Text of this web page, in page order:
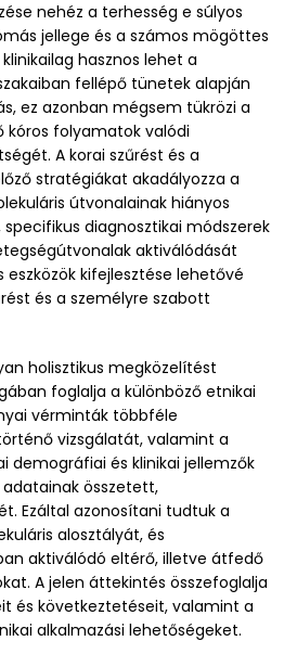
nehéz a terhesség e súlyos
jellege és a számos mögöttes
hasznos lehet a
fellépő tünetek alapján
ez azonban mégsem tükrözi a
kóros folyamatok valódi
A korai szűrést és a
stratégiákat akadályozza a
útvonalainak hiányos
diagnosztikai módszerek
aktiválódását
kifejlesztése lehetővé
és a személyre szabott
holisztikus megközelítést
foglalja a különböző etnikai
vérminták többféle
vizsgálatát, valamint a
demográfiai és klinikai jellemzők
összetett,
Ezáltal azonosítani tudtuk a
alosztályát, és
aktiválódó eltérő, illetve átfedő
A jelen áttekintés összefoglalja
és következtetéseit, valamint a
alkalmazási lehetőségeket.